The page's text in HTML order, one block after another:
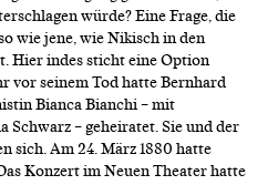
würde? Eine Frage, die
wie jene, wie Nikisch in den
Hier indes sticht eine Option
vor seinem Tod hatte Bernhard
Bianca Bianchi – mit
Schwarz – geheiratet. Sie und der
sich. Am 24. März 1880 hatte
Konzert im Neuen Theater hatte